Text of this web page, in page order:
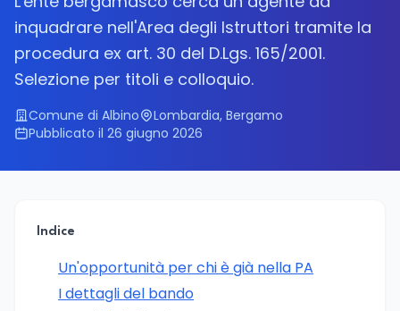
inquadrare nell'Area degli Istruttori tramite la
procedura ex art. 30 del D.Lgs. 165/2001.
Selezione per titoli e colloquio.
Comune di Albino
Lombardia, Bergamo
Pubblicato il 26 giugno 2026
Indice
Un'opportunità per chi è già nella PA
I dettagli del bando